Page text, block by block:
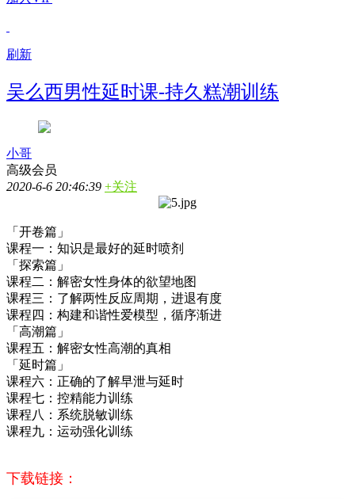
刷新
吴么西男性延时课-持久糕潮训练
小哥
高级会员
2020-6-6 20:46:39 +关注
「开卷篇」
课程一：知识是最好的延时喷剂
「探索篇」
课程二 ： 解密女性身体的欲望地图
课程三 ： 了解两性反应周期，进退有度
课程四：构建和谐性爱模型， 循序渐进
「高潮篇」
课程五 ： 解密女性高潮的真相
「延时篇」
课程六 ： 正确的了解早泄与延时
课程七 ： 控精能力训练
课程八 ： 系统脱敏训练
课程九 ： 运动强化训练
下载链接：